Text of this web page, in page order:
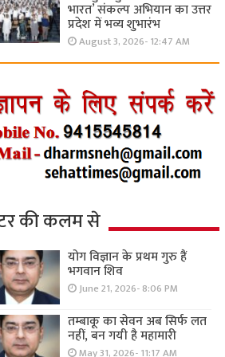
भारत’ संकल्प अभियान का उत्तर
प्रदेश में भव्य शुभारंभ
August 3, 2026- 12:47 AM
की कलम से
योग विज्ञान के प्रथम गुरु हैं
भगवान शिव
June 21, 2026- 8:06 PM
तम्बाकू का सेवन अब सिर्फ लत
नहीं, बन गयी है महामारी